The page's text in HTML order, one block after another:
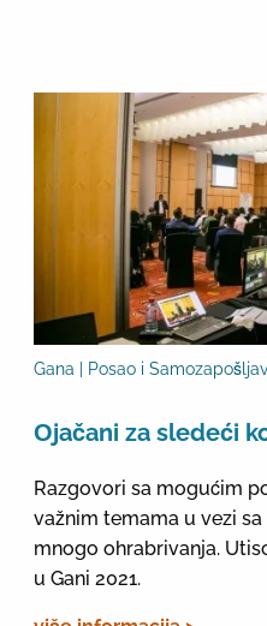
Gana | Posao i
Оjačani za sledeći
Razgovori sa mogućim
važnim temama u vezi
mnogo ohrabrivanja.
u Gani 2021.